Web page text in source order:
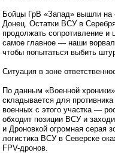
Бойцы ГрВ «Запад» вышли на
Донец. Остатки ВСУ в
продолжать сопротивление
самое главное — наши
чтобы попытаться выбить
Ситуация в зоне
По данным «Военной
складывается для
военных с этого участка —
обходит позиции ВСУ и
и Дроновкой огромная серая
логистика ВСУ в Северске
FPV-дронов.